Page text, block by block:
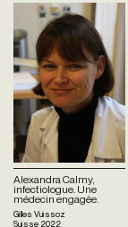
Alexandra Calmy,
infectiologue. Une
médecin engagée.
Gilles Vuissoz
Suisse 2022